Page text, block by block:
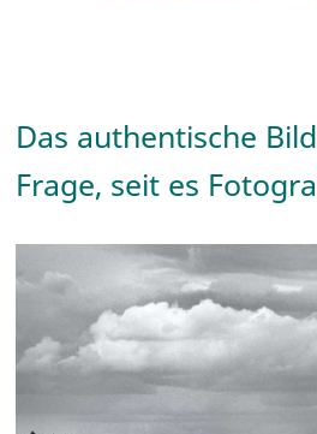
Das authentische
Frage, seit es